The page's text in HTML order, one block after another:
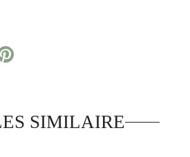
SIMILAIRE